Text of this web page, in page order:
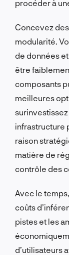
procéder à
Concevez
modularité.
de données
être
composants
meilleures
surinvestissez
infrastructure
raison
matière de
contrôle des
Avec le
coûts
pistes et les
d’utilisateurs